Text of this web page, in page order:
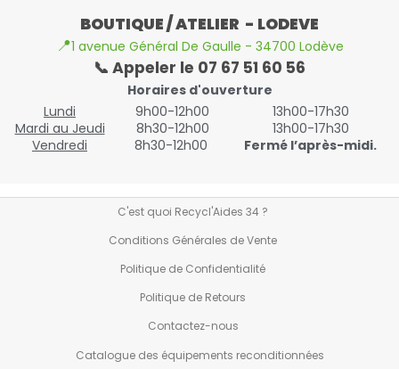
BOUTIQUE / ATELIER - LODEVE
📍1 avenue Général De Gaulle - 34700 Lodève
📞 Appeler le 07 67 51 60 56
Horaires d'ouverture
Lundi
9h00-12h00
13h00-17h30
Mardi au Jeudi
8h30-12h00
13h00-17h30
Vendredi
8h30-12h00 Fermé l’après-midi.
C'est quoi Recycl'Aides 34 ?
Conditions Générales de Vente
Politique de Confidentialité
Politique de Retours
Contactez-nous
Catalogue des équipements reconditionnées